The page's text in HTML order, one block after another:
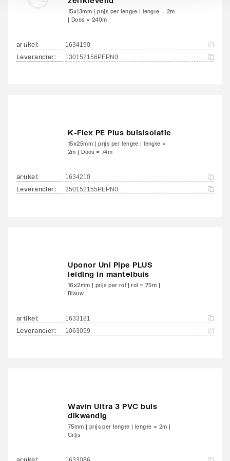
15x13mm | prijs per lengte | lengte = 2m
| Doos = 240m
artikel: 1634190
Leverancier: 130152156PEPN0
K-Flex PE Plus buisisolatie
15x25mm | prijs per lengte | lengte =
2m | Doos = 74m
artikel: 1634210
Leverancier: 250152155PEPN0
Uponor Uni Pipe PLUS
leiding in mantelbuis
16x2mm | prijs per rol | rol = 75m |
Blauw
artikel: 1633181
Leverancier: 1063059
Wavin Ultra 3 PVC buis
dikwandig
75mm | prijs per lengte | lengte = 2m |
Grijs
artikel: